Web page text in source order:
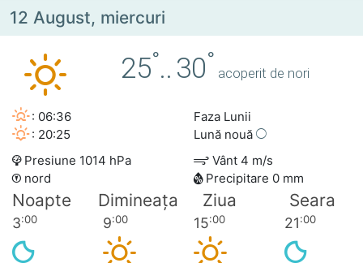
12 August, miercuri
25°.. 30°
acoperit de nori
: 06:36
: 20:25
Faza Lunii
Lună nouă
Presiune 1014 hPa
Vânt 4 m/s
nord
Precipitare 0 mm
Noapte Dimineața Ziua Seara
3:00 9:00 15:00 21:00